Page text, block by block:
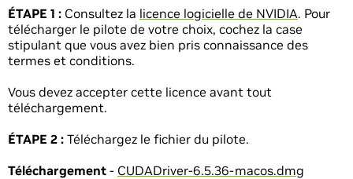
ÉTAPE 1 : Consultez la licence logicielle de NVIDIA. Pour
télécharger le pilote de votre choix, cochez la case
stipulant que vous avez bien pris connaissance des
termes et conditions.
Vous devez accepter cette licence avant tout
téléchargement.
ÉTAPE 2 : Téléchargez le fichier du pilote.
Téléchargement - CUDADriver-6.5.36-macos.dmg